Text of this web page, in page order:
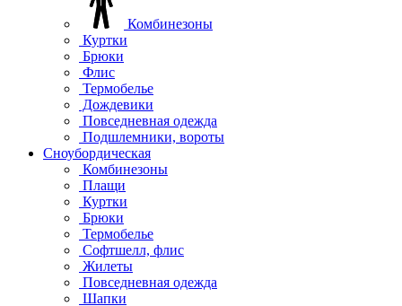
Комбинезоны
Куртки
Брюки
Флис
Термобелье
Дождевики
Повседневная одежда
Подшлемники, вороты
Сноубордическая
Комбинезоны
Плащи
Куртки
Брюки
Термобелье
Софтшелл, флис
Жилеты
Повседневная одежда
Шапки